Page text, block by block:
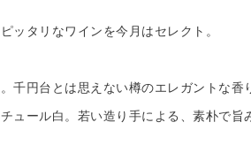
ッタリなワインを今月はセレクト。
千円台とは思えない樽のエレガントな香
ュール白。若い造り手による、素朴で旨